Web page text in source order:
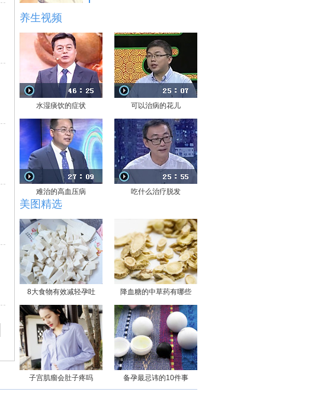
养生视频
水湿痰饮的症状 可以治病的花儿
难治的高血压病 吃什么治疗脱发
美图精选
8大食物有效减轻孕吐 降血糖的中草药有哪些
子宫肌瘤会肚子疼吗 备孕最忌讳的10件事